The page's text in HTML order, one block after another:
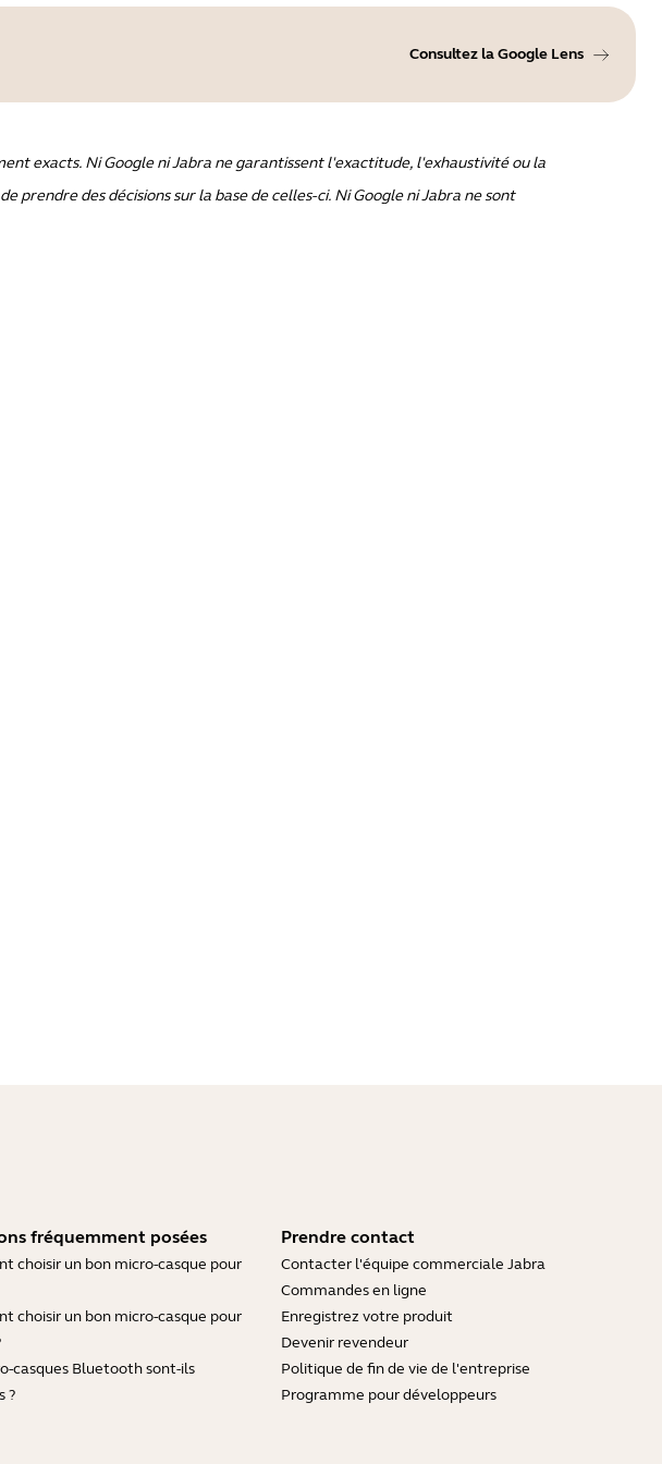
Consultez la Google Lens
exacts. Ni Google ni Jabra ne garantissent l'exactitude, l'exhaustivité ou la
des décisions sur la base de celles-ci. Ni Google ni Jabra ne sont
fréquemment posées
choisir un bon micro-casque pour
choisir un bon micro-casque pour
casques Bluetooth sont-ils
?
Prendre contact
Contacter l'équipe commerciale Jabra
Commandes en ligne
Enregistrez votre produit
Devenir revendeur
Politique de fin de vie de l'entreprise
Programme pour développeurs